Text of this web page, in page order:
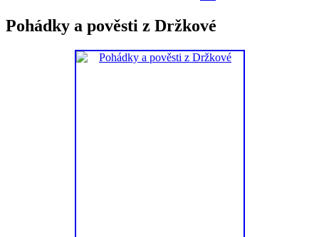
Pohádky a pověsti z Držkové